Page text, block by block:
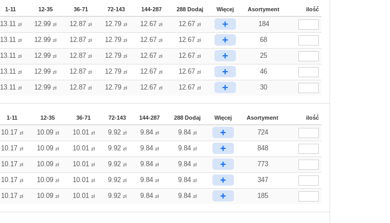
1-11 12-35 36-71 72-143 144-287 288 Dodaj Więcej Asortyment ilość
13.11 zł 12.99zł 12.87zł 12.79zł 12.67zł 12.67zł + 184
13.11 zł 12.99zł 12.87zł 12.79zł 12.67zł 12.67zł + 68
13.11 zł 12.99zł 12.87zł 12.79zł 12.67zł 12.67zł + 25
13.11 zł 12.99zł 12.87zł 12.79zł 12.67zł 12.67zł + 46
13.11 zł 12.99zł 12.87zł 12.79zł 12.67zł 12.67zł + 30
1-11 12-35 36-71 72-143 144-287 288 Dodaj Więcej Asortyment ilość
10.17 zł 10.09 zł 10.01 zł 9.92 zł 9.84zł 9.84zł + 724
10.17 zł 10.09 zł 10.01 zł 9.92 zł 9.84zł 9.84zł + 848
10.17 zł 10.09 zł 10.01 zł 9.92 zł 9.84zł 9.84zł + 773
10.17 zł 10.09 zł 10.01 zł 9.92 zł 9.84zł 9.84zł + 347
10.17 zł 10.09 zł 10.01 zł 9.92 zł 9.84zł 9.84zł + 185